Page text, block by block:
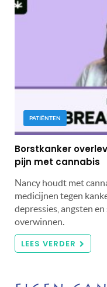
PATIËNTEN
Borstkanker
pijn met cannabis
Nancy houdt met
medicijnen tegen
depressies, angsten
overwinnen.
LEES VERDER